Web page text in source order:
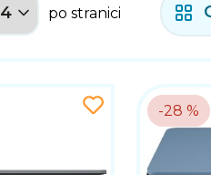
po stranici
-28 %